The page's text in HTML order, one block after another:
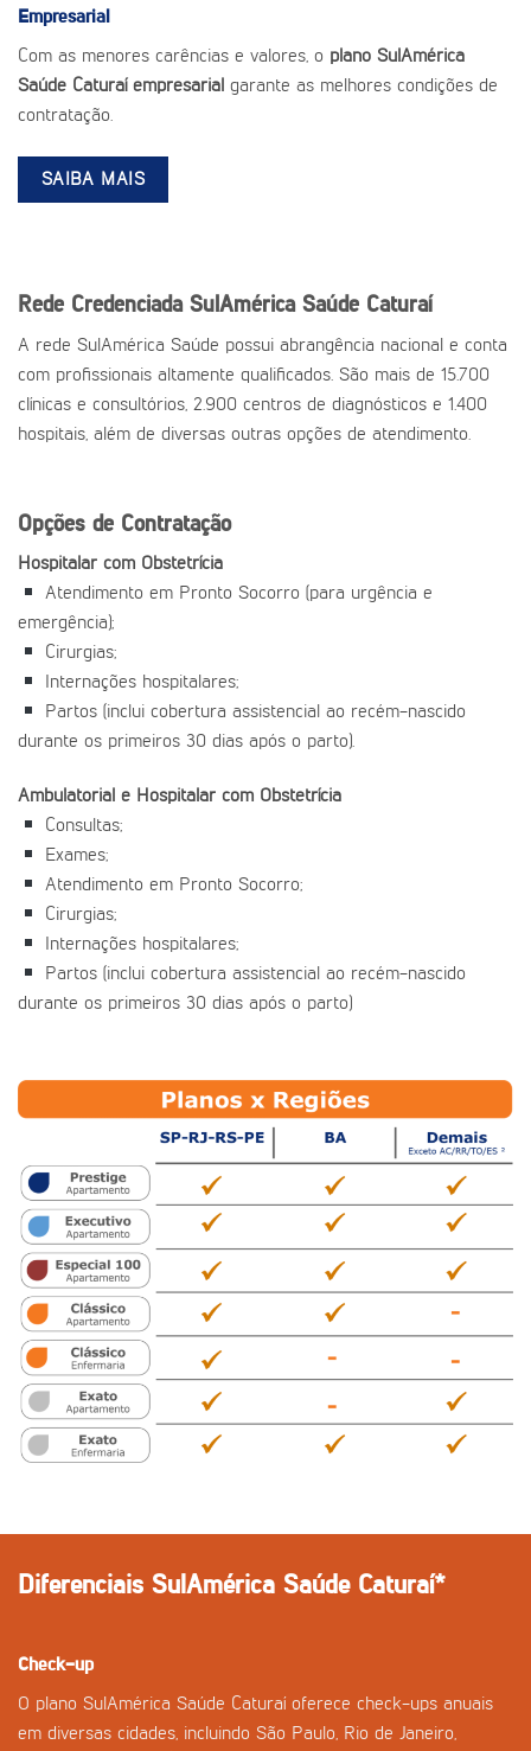
Empresarial
Com as menores carências e valores, o plano SulAmérica
Saúde Caturaí empresarial garante as melhores condições de
contratação.
SAIBA MAIS
Rede Credenciada SulAmérica Saúde Caturaí
A rede SulAmérica Saúde possui abrangência nacional e conta
com profissionais altamente qualificados. São mais de 15.700
clínicas e consultórios, 2.900 centros de diagnósticos e 1.400
hospitais, além de diversas outras opções de atendimento.
Opções de Contratação
Hospitalar com Obstetrícia
Atendimento em Pronto Socorro (para urgência e
emergência);
Cirurgias;
Internações hospitalares;
Partos (inclui cobertura assistencial ao recém-nascido
durante os primeiros 30 dias após o parto).
Ambulatorial e Hospitalar com Obstetrícia
Consultas;
Exames;
Atendimento em Pronto Socorro;
Cirurgias;
Internações hospitalares;
Partos (inclui cobertura assistencial ao recém-nascido
durante os primeiros 30 dias após o parto)
Diferenciais SulAmérica Saúde Caturaí*
Check-up
O plano SulAmérica Saúde Caturaí oferece check-ups anuais
em diversas cidades, incluindo São Paulo, Rio de Janeiro,